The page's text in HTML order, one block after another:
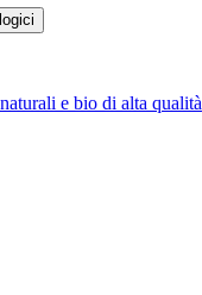
e bio di alta qualità